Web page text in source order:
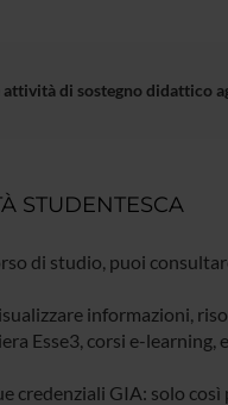
di sostegno didattico
STUDENTESCA
di studio, puoi
informazioni,
Esse3, corsi e-
credenziali GIA: solo